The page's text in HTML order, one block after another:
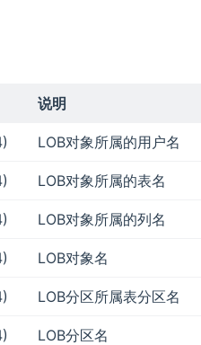
说明
LOB对象所属的用户名
LOB对象所属的表名
LOB对象所属的列名
LOB对象名
LOB分区所属表分区名
LOB分区名